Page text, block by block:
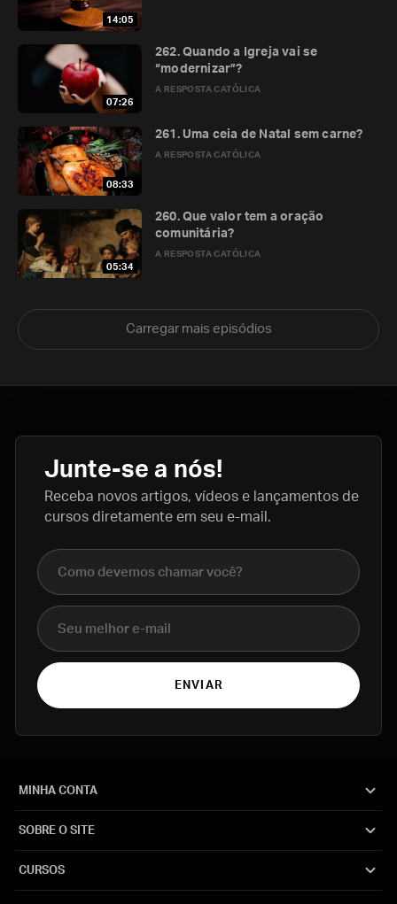
14:05
07:26
A RESPOSTA CATÓLICA
262. Quando a Igreja vai se
“modernizar”?
08:33
A RESPOSTA CATÓLICA
261. Uma ceia de Natal sem carne?
05:34
A RESPOSTA CATÓLICA
260. Que valor tem a oração
comunitária?
Carregar mais episódios
Junte-se a nós!
Receba novos artigos, vídeos e lançamentos de
cursos diretamente em seu e-mail.
Nome completo
E-mail
ENVIAR
MINHA CONTA
SOBRE O SITE
CURSOS